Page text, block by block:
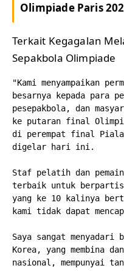
Olimpiade Paris
Terkait Kegagalan
Sepakbola Olimpiade
"Kami menyampaikan
besarnya kepada para
pesepakbola, dan
ke putaran final
di perempat final Piala
digelar hari ini.
Staf pelatih dan pemain
terbaik untuk
yang ke 10 kalinya
kami tidak dapat
Saya sangat menyadari
Korea, yang membina
nasional, mempunyai